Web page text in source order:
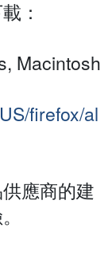
：
Macintosh
firefox/al
應商的建